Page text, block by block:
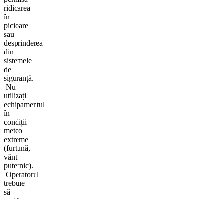
ridicarea
în
picioare
sau
desprinderea
din
sistemele
de
siguranță.
Nu
utilizați
echipamentul
în
condiții
meteo
extreme
(furtună,
vânt
puternic).
Operatorul
trebuie
să